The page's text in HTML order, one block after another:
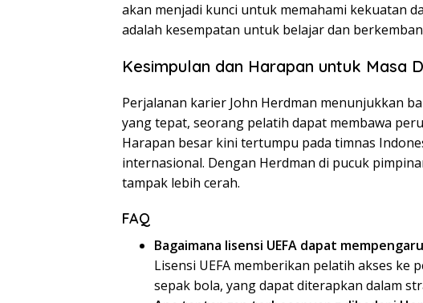
akan menjadi kunci untuk memahami kekuatan
adalah kesempatan untuk belajar dan
Kesimpulan dan Harapan untuk Masa
Perjalanan karier John Herdman menunjukkan
yang tepat, seorang pelatih dapat membawa
Harapan besar kini tertumpu pada timnas
internasional. Dengan Herdman di pucuk
tampak lebih cerah.
FAQ
Bagaimana lisensi UEFA dapat
Lisensi UEFA memberikan pelatih akses
sepak bola, yang dapat diterapkan dalam